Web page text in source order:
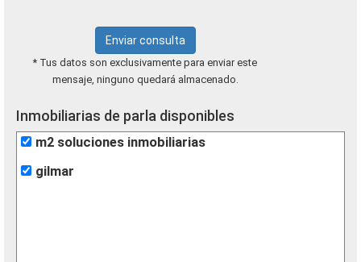
Enviar consulta
* Tus datos son exclusivamente para enviar este
mensaje, ninguno quedará almacenado.
Inmobiliarias de parla disponibles
m2 soluciones inmobiliarias
gilmar